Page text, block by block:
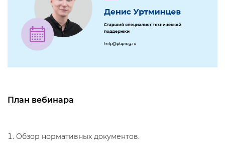
План вебинара
Обзор нормативных документов.